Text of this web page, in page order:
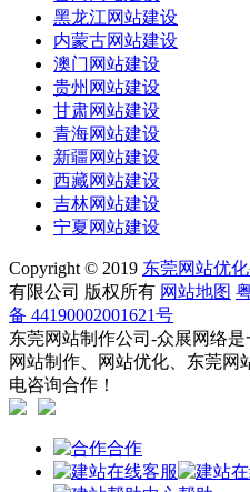
黑龙江网站建设
内蒙古网站建设
澳门网站建设
贵州网站建设
甘肃网站建设
青海网站建设
新疆网站建设
西藏网站建设
吉林网站建设
宁夏网站建设
Copyright © 2019 东莞网站优化
有限公司 版权所有 网站地图
备 44190002001621号
东莞网站制作公司-众展网络是
网站制作、网站优化、东莞网
电咨询合作！
合作